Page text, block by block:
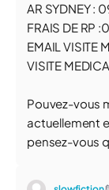
AR SYDNEY :
FRAIS DE RP
EMAIL VISITE
VISITE
Pouvez-vous
actuellement
pensez-vous